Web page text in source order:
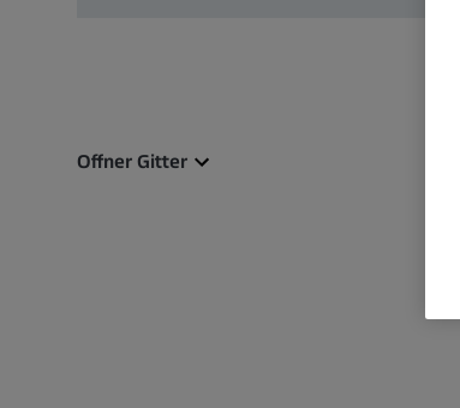
Offner Gitter